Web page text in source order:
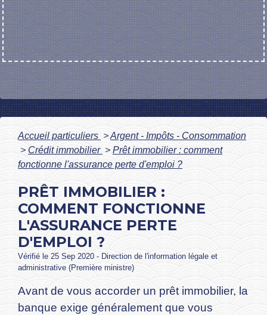
Accueil particuliers >Argent - Impôts - Consommation
> Crédit immobilier > Prêt immobilier : comment
fonctionne l'assurance perte d'emploi ?
PRÊT IMMOBILIER :
COMMENT FONCTIONNE
L'ASSURANCE PERTE
D'EMPLOI ?
Vérifié le 25 Sep 2020 - Direction de l'information légale et
administrative (Première ministre)
Avant de vous accorder un prêt immobilier, la
banque exige généralement que vous